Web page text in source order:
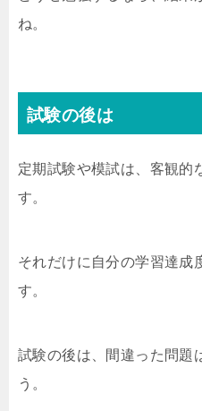
ね。
試験の後は
定期試験や模試は、客観的
す。
それだけに自分の学習達成
す。
試験の後は、間違った問題
う。